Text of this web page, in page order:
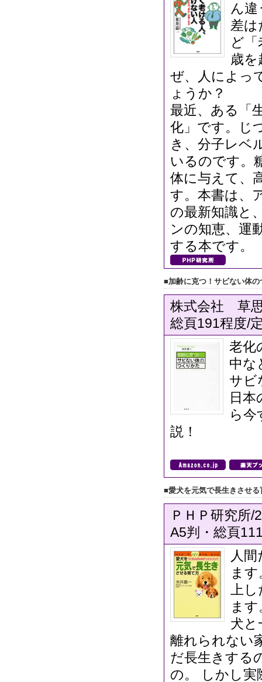
ん
差は
ど
歳
ぜ、人によっ
ょうか？
最近、ある「
化」です。じ
き、分子レベ
いるのです。
体に与えて、
す。本書は、
の最新知識と
ンの知恵、運
する本です。
■加齢に克つ！サビない体の
株式会社 草
総頁191程度/
老化
中な
サビ
日本
ら
説！
■愛犬を元気で長生きさせ
ＰＨＰ研究所/
A5判・総頁
人
ま
上
ま
犬と
離れられない
だ長生きする
の。 しかし